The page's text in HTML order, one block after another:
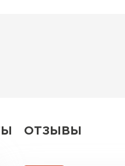
ОТЗЫВЫ